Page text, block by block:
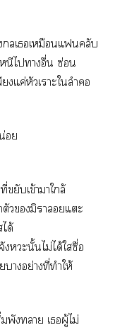
เเหมือนแคลับ
นีไาอื่น ซ่อน
งแค่หัวเราะใลำ
อย
ยับเข้าาใกล้
วมิาแะ
ด้
หวะนั้นไม่ได้ใซื่อ
าอย่างที่ทำให้
พังา เผู้ไม่